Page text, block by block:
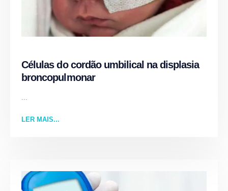
Células do cordão umbilical na displasia
broncopulmonar
LER MAIS...